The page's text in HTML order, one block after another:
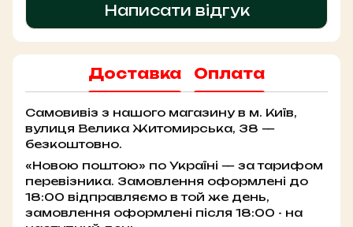
Написати відгук
Доставка Оплата
Самовивіз з нашого магазину в м. Київ,
вулиця Велика Житомирська, 38 —
безкоштовно.
«Новою поштою» по Україні — за тарифом
перевізника. Замовлення оформлені до
18:00 відправляємо в той же день,
замовлення оформлені після 18:00 - на